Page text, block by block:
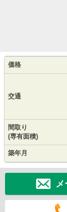
価格
交通
間取り
(専有面積)
築年月
メ